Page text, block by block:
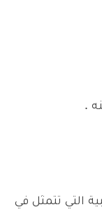
.
التي تتمثل في